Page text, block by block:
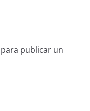
para publicar un